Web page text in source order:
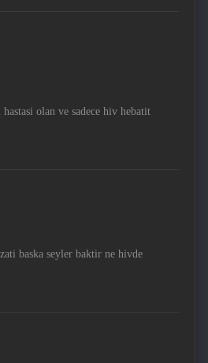
olan ve sadece hiv hebatit
baska seyler baktir ne hivde